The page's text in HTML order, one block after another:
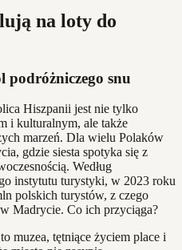
na loty do
snu
Hiszpanii jest nie tylko
i kulturalnym, ale także
marzeń. Dla wielu Polaków
gdzie siesta spotyka się z
Według
instytutu turystyki, w 2023 roku
polskich turystów, z czego
w Madrycie. Co ich przyciąga?
muzea, tętniące życiem place i